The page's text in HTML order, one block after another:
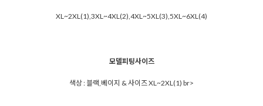
XL~2XL(1),3XL~4XL(2),4XL~5XL(3),5XL~6XL(4)
모델피팅사이즈
색상 : 블랙,베이지 & 사이즈 XL~2XL(1) br>